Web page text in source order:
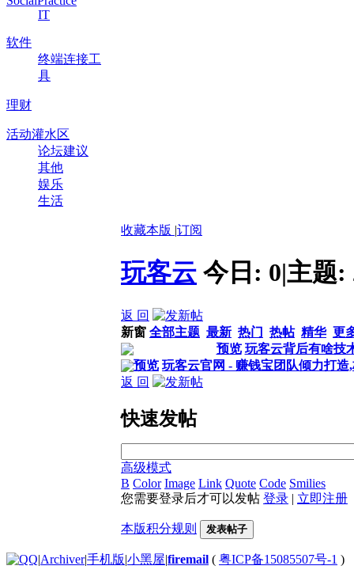
IT
软件
终端连接工
具
理财
活动灌水区
论坛建议
其他
娱乐
生活
收藏本版 |订阅
玩客云 今日: 0|主题:
返 回
新窗 全部主题 最新 热门 热帖 精华 更
预览 玩客云背后有啥技
预览 玩客云官网 - 赚钱宝团队倾力打
返 回
快速发帖
高级模式
B Color Image Link Quote Code Smilies
您需要登录后才可以发帖 登录 | 立即注册
本版积分规则 发表帖子
|Archiver|手机版|小黑屋|firemail ( 粤ICP备15085507号-1 )